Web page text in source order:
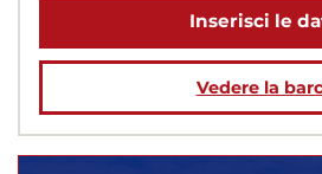
Inserisci le
Vedere la